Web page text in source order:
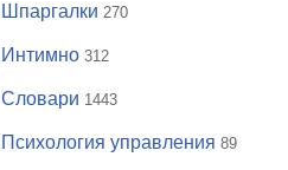
Шпаргалки 270
Интимно 312
Словари 1443
Психология управления 89